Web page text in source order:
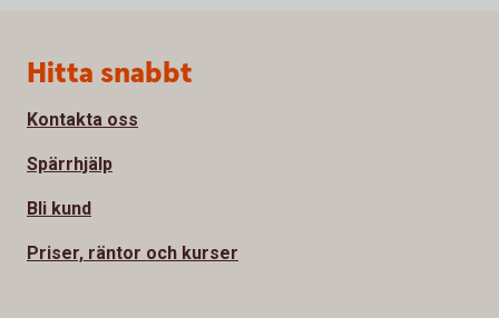
Sidfot
Hitta snabbt
Kontakta oss
Spärrhjälp
Bli kund
Priser, räntor och kurser